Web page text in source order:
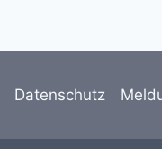
Datenschutz